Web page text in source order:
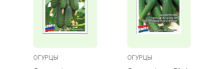
ОГУРЦЫ ОГУРЦЫ